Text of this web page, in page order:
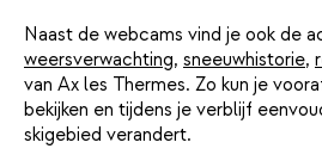
Naast de webcams vind je ook de
weersverwachting, sneeuwhistorie,
van Ax les Thermes. Zo kun je
bekijken en tijdens je verblijf
skigebied verandert.